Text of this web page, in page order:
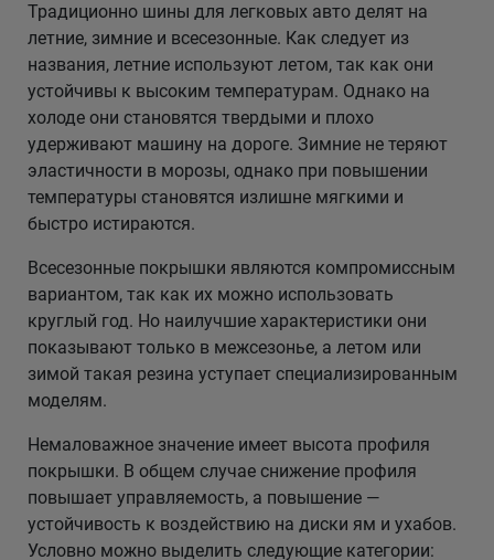
Традиционно шины для легковых авто делят на
летние, зимние и всесезонные. Как следует из
названия, летние используют летом, так как они
устойчивы к высоким температурам. Однако на
холоде они становятся твердыми и плохо
удерживают машину на дороге. Зимние не теряют
эластичности в морозы, однако при повышении
температуры становятся излишне мягкими и
быстро истираются.
Всесезонные покрышки являются компромиссным
вариантом, так как их можно использовать
круглый год. Но наилучшие характеристики они
показывают только в межсезонье, а летом или
зимой такая резина уступает специализированным
моделям.
Немаловажное значение имеет высота профиля
покрышки. В общем случае снижение профиля
повышает управляемость, а повышение —
устойчивость к воздействию на диски ям и ухабов.
Условно можно выделить следующие категории: